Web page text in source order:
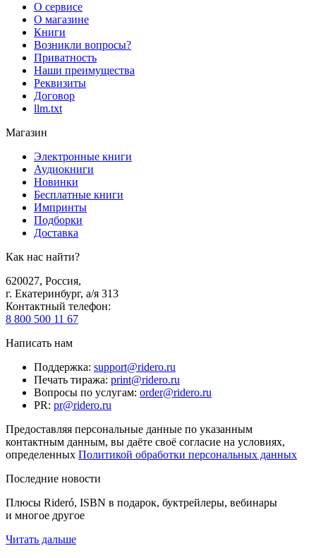
О сервисе
О магазине
Книги
Возникли вопросы?
Приватность
Наши преимущества
Реквизиты
Договор
llm.txt
Магазин
Электронные книги
Аудиокниги
Новинки
Бесплатные книги
Импринты
Подборки
Доставка
Как нас найти?
620027, Россия,
г. Екатеринбург, а/я 313
Контактный телефон:
8 800 500 11 67
Написать нам
Поддержка: support@ridero.ru
Печать тиража: print@ridero.ru
Вопросы по услугам: order@ridero.ru
PR: pr@ridero.ru
Предоставляя персональные данные по указанным
контактным данным, вы даёте своё согласие на условиях,
определенных Политикой обработки персональных данных
Последние новости
Плюсы Rideró, ISBN в подарок, буктрейлеры, вебинары
и многое другое
Читать дальше